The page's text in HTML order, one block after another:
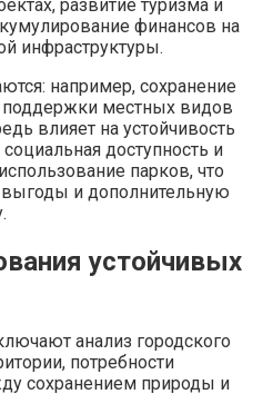
развитие туризма и
финансов на
инфраструктуры.
например, сохранение
поддержки местных видов
влияет на устойчивость
доступность и
парков, что
и дополнительную
устойчивых
анализ городского
потребности
сохранением природы и